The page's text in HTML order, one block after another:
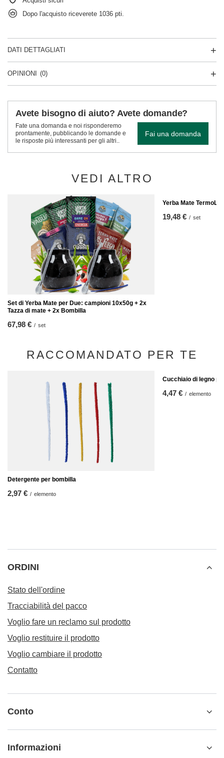
Dopo l'acquisto riceverete 1036 pti.
DATI DETTAGLIATI
OPINIONI (0)
Avete bisogno di aiuto? Avete domande?
Fate una domanda e noi risponderemo
prontamente, pubblicando le domande e
le risposte più interessanti per gli altri..
Fai una domanda
VEDI ALTRO
Set di Yerba Mate per Due: campioni 10x50g + 2x
Tazza di mate + 2x Bombilla
67,98 € / set
Yerba Mate
19,48 € / set
RACCOMANDATO PER TE
Detergente per bombilla
2,97 € / elemento
Cucchiaio di legno
4,47 € / elemento
ORDINI
Stato dell'ordine
Tracciabilità del pacco
Voglio fare un reclamo sul prodotto
Voglio restituire il prodotto
Voglio cambiare il prodotto
Contatto
Conto
Informazioni